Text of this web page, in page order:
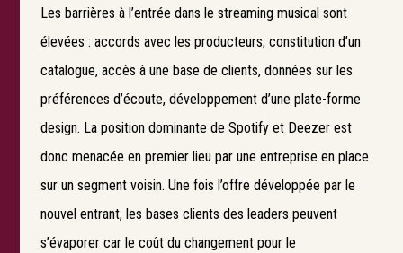
Les barrières à l’entrée dans le streaming musical sont
élevées : accords avec les producteurs, constitution d’un
catalogue, accès à une base de clients, données sur les
préférences d’écoute, développement d’une plate-forme
design. La position dominante de Spotify et Deezer est
donc menacée en premier lieu par une entreprise en place
sur un segment voisin. Une fois l’offre développée par le
nouvel entrant, les bases clients des leaders peuvent
s’évaporer car le coût du changement pour le